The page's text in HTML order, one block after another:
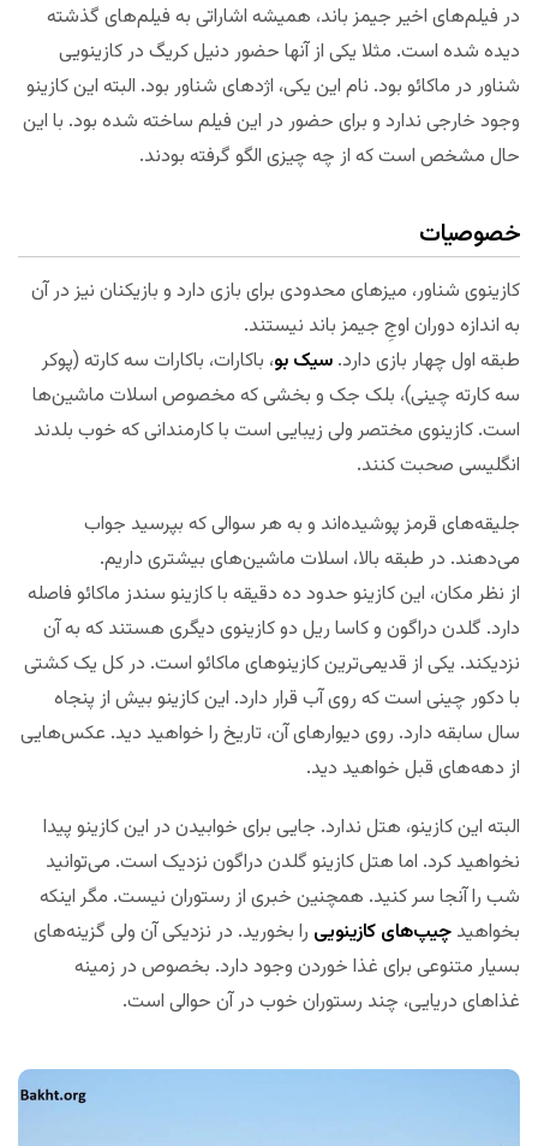
در فیلم‌های اخیر جیمز باند، همیشه اشاراتی به فیلم‌های گذشته
دیده شده است. مثلا یکی از آنها حضور دنیل کریگ در کازینویی
شناور در ماکائو بود. نام این یکی، اژدهای شناور بود. البته این کازینو
وجود خارجی ندارد و برای حضور در این فیلم ساخته شده بود. با این
حال مشخص است که از چه چیزی الگو گرفته بودند.
خصوصیات
کازینوی شناور، میزهای محدودی برای بازی دارد و بازیکنان نیز در آن
به اندازه دوران اوجِ جیمز باند نیستند.
طبقه اول چهار بازی دارد. سیک بو، باکارات، باکارات سه کارته (پوکر
سه کارته چینی)، بلک جک و بخشی که مخصوص اسلات ماشین‌ها
است. کازینوی مختصر ولی زیبایی است با کارمندانی که خوب بلدند
انگلیسی صحبت کنند.
جلیقه‌های قرمز پوشیده‌اند و به هر سوالی که بپرسید جواب
می‌دهند. در طبقه بالا، اسلات ماشین‌های بیشتری داریم.
از نظر مکان، این کازینو حدود ده دقیقه با کازینو سندز ماکائو فاصله
دارد. گلدن دراگون و کاسا ریل دو کازینوی دیگری هستند که به آن
نزدیکند. یکی از قدیمی‌ترین کازینوهای ماکائو است. در کل یک کشتی
با دکور چینی است که روی آب قرار دارد. این کازینو بیش از پنجاه
سال سابقه دارد. روی دیوارهای آن، تاریخ را خواهید دید. عکس‌هایی
از دهه‌های قبل خواهید دید.
البته این کازینو، هتل ندارد. جایی برای خوابیدن در این کازینو پیدا
نخواهید کرد. اما هتل کازینو گلدن دراگون نزدیک است. می‌توانید
شب را آنجا سر کنید. همچنین خبری از رستوران نیست. مگر اینکه
بخواهید چیپ‌های کازینویی را بخورید. در نزدیکی آن ولی گزینه‌های
بسیار متنوعی برای غذا خوردن وجود دارد. بخصوص در زمینه
غذاهای دریایی، چند رستوران خوب در آن حوالی است.